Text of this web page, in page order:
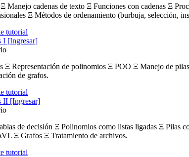
Manejo cadenas de texto Ξ Funciones con cadenas Ξ
Ξ Métodos de ordenamiento (burbuja, selección,
tutorial
I [Ingresar]
Ξ Representación de polinomios Ξ POO Ξ Manejo de
de grafos.
tutorial
II [Ingresar]
de decisión Ξ Polinomios como listas ligadas Ξ Pilas
Ξ Grafos Ξ Tratamiento de archivos.
tutorial